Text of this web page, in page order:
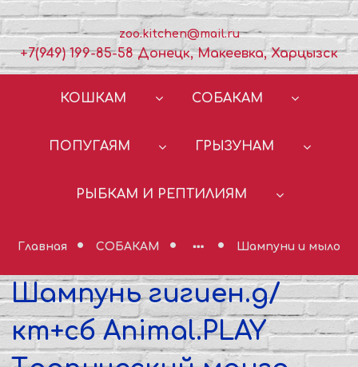
zoo.kitchen@mail.ru
+7(949) 199-85-58 Донецк, Макеевка, Харцызск
КОШКАМ СОБАКАМ
ПОПУГАЯМ ГРЫЗУНАМ
РЫБКАМ И РЕПТИЛИЯМ
Главная СОБАКАМ Шампуни и мыло
Шампунь гигиен.д/
кт+сб Animal.PLAY